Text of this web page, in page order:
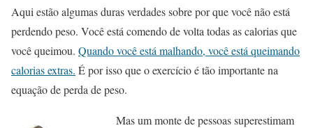
Aqui estão algumas duras verdades sobre por que você não está
perdendo peso. Você está comendo de volta todas as calorias que
você queimou. Quando você está malhando, você está queimando
calorias extras. É por isso que o exercício é tão importante na
equação de perda de peso.
Mas um monte de pessoas superestimam